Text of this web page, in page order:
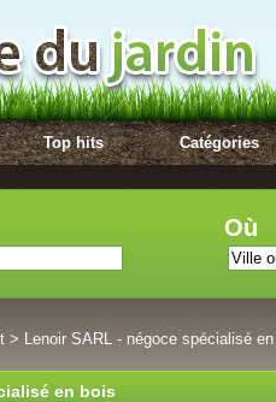
Top hits Catégories
Où
> Lenoir SARL - négoce spécialisé
en bois